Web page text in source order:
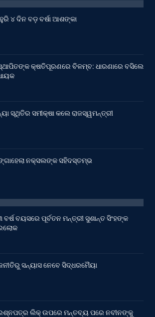
୪ ଦିନ ବଡ଼ ବର୍ଷା ଆଶଙ୍କା
କ୍ଷତିପୂରଣରେ ବିଳମ୍ବ: ଧାରଣାରେ ବସିଲେ
ସ୍ଥିତିର ସମୀକ୍ଷା କଲେ ରାଜସ୍ୱମନ୍ତ୍ରୀ
ନକ୍ସଲଙ୍କ ସହିଦସ୍ତମ୍ଭ
ବର୍ଷ ବୟସରେ ପୂର୍ବତନ ମନ୍ତ୍ରୀ ସୁଶାନ୍ତ ସିଂହଙ୍କ
ସନ୍ୟାସ ନେବେ ସିଦ୍ଧରମୈୟା
ଲିକ୍ ଉପରେ ମନ୍ତବ୍ୟ ପରେ ନବୀନଙ୍କୁ